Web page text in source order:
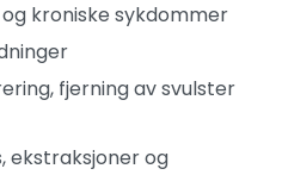
kroniske sykdommer
fjerning av svulster
ekstraksjoner og